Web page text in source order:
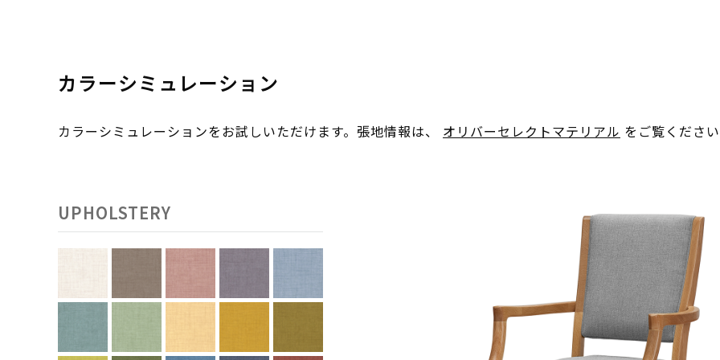
カラーシミュレーション
カラーシミュレーションをお試しいただけます。張地情報は、 オリバーセレクトマテリアル をご覧くださ
UPHOLSTERY